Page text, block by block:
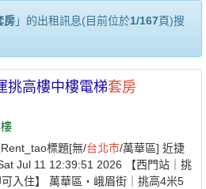
房」的出租訊息(目前位於1/167頁)搜
挑高樓中樓電梯套房
標題[無/台北市/萬華區] 近捷
Jul 11 12:39:51 2026 【西門站｜挑
入住】 萬華區・峨眉街｜挑高4米5